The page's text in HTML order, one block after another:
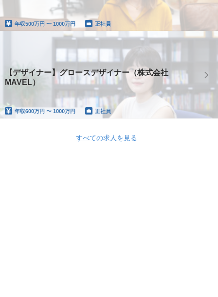
年収500万円 〜 1000万円 正社員
【デザイナー】グロースデザイナー（株式会社
MAVEL）
年収600万円 〜 1000万円 正社員
すべての求人を見る